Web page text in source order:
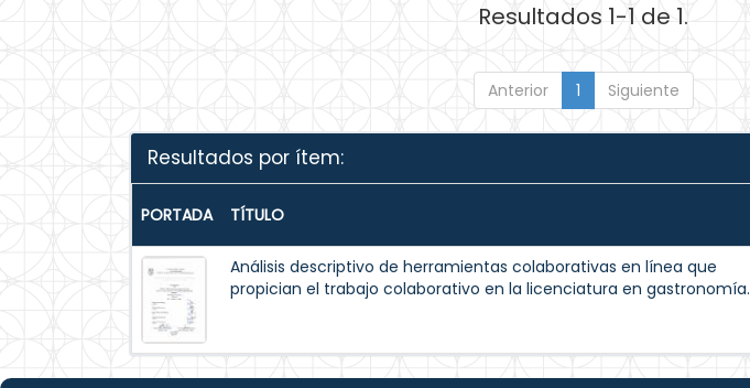
Resultados 1-1 de 1.
Anterior 1 Siguiente
Resultados por ítem:
PORTADA TÍTULO
Análisis descriptivo de herramientas colaborativas en línea que
propician el trabajo colaborativo en la licenciatura en gastronomía.